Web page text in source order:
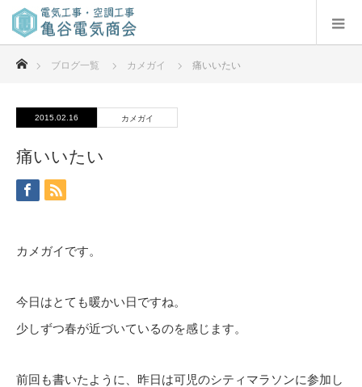
ブログ一覧 カメガイ 痛いいたい
2015.02.16 カメガイ
痛いいたい
カメガイです。
今日はとても暖かい日ですね。
少しずつ春が近づいているのを感じます。
前回も書いたように、昨日は可児のシティマラソンに参加し